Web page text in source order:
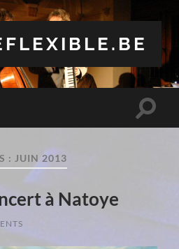
Toggle
: JUIN 2013
à Natoye